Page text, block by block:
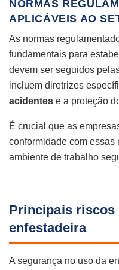
NORMAS
APLICÁVEIS AO
As normas
fundamentais para
devem ser seguidos
incluem diretrizes
acidentes e a proteção
É crucial que as
conformidade com essas
ambiente de trabalho
Principais riscos
enfestadeira
A segurança no uso da